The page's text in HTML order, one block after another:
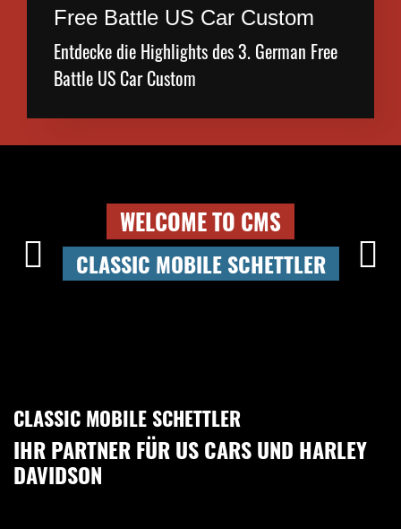
Free Battle US Car Custom
Entdecke die Highlights des 3. German Free
Battle US Car Custom
WELCOME TO CMS
CLASSIC MOBILE SCHETTLER
CLASSIC MOBILE SCHETTLER
IHR PARTNER FÜR US CARS UND HARLEY
DAVIDSON